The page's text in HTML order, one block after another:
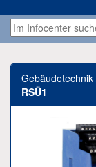
RSÜ1
Previous